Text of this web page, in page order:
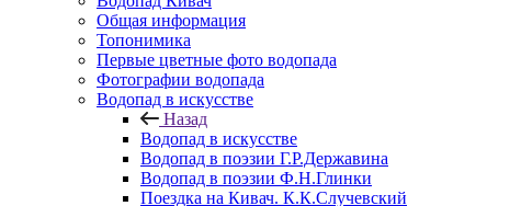
Общая информация
Топонимика
Первые цветные фото водопада
Фотографии водопада
Водопад в искусстве
Назад
Водопад в искусстве
Водопад в поэзии Г.Р.Державина
Водопад в поэзии Ф.Н.Глинки
Поездка на Кивач. К.К.Случевский